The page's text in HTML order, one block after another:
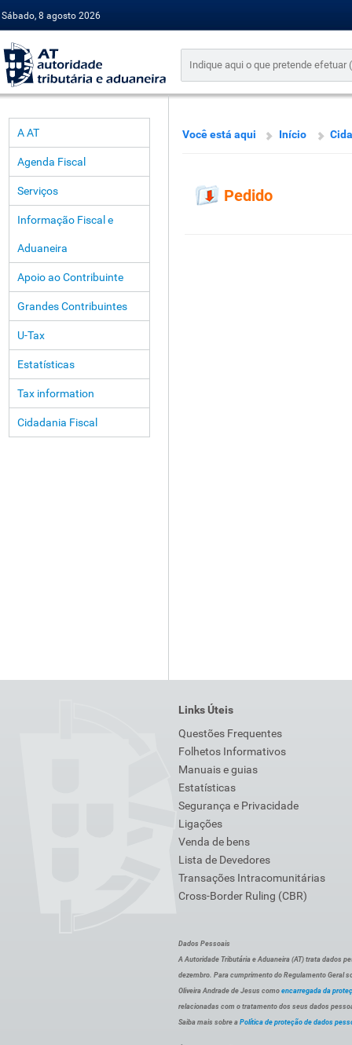
Sábado, 8 agosto 2026
A AT
Agenda Fiscal
Serviços
Informação Fiscal e
Aduaneira
Apoio ao Contribuinte
Grandes Contribuintes
U-Tax
Estatísticas
Tax information
Cidadania Fiscal
Você está aqui Início
Pedido
Links Úteis
Questões Frequentes
Folhetos Informativos
Manuais e guias
Estatísticas
Segurança e Privacidade
Ligações
Venda de bens
Lista de Devedores
Transações Intracomunitárias
Cross-Border Ruling (CBR)
Dados Pessoais
A Autoridade Tributária e Aduaneira (AT) trata dados
dezembro. Para cumprimento do Regulamento Geral
Oliveira Andrade de Jesus como encarregada da
relacionadas com o tratamento dos seus dados
Saiba mais sobre a Política de proteção de dados